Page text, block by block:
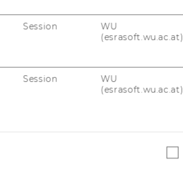
Session
WU
(esrasoft.wu.ac.at)
Session
WU
(esrasoft.wu.ac.at)